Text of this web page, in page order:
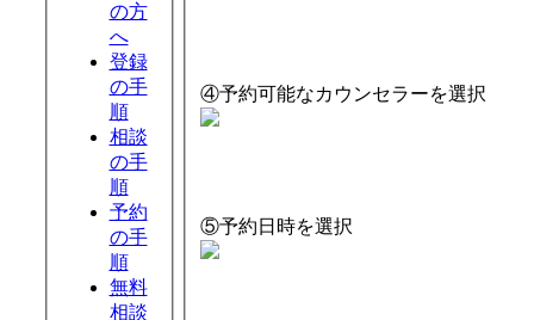
の方
へ
登録
の手
順
相談
の手
順
予約
の手
順
無料
相談
④予約可能なカウンセラーを選択
⑤予約日時を選択